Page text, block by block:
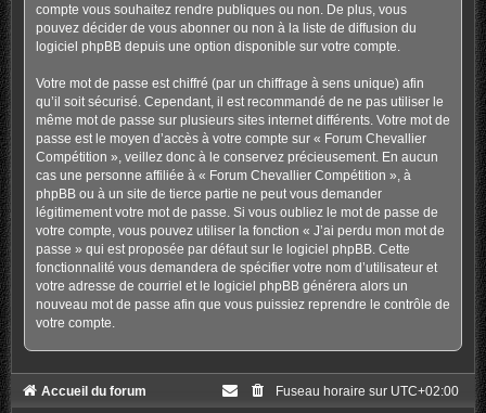
compte vous souhaitez rendre publiques ou non. De plus, vous
pouvez décider de vous abonner ou non à la liste de diffusion du
logiciel phpBB depuis une option disponible sur votre compte.
Votre mot de passe est chiffré (par un chiffrage à sens unique) afin
qu’il soit sécurisé. Cependant, il est recommandé de ne pas utiliser le
même mot de passe sur plusieurs sites internet différents. Votre mot de
passe est le moyen d’accès à votre compte sur « Forum Chevallier
Compétition », veillez donc à le conservez précieusement. En aucun
cas une personne affiliée à « Forum Chevallier Compétition », à
phpBB ou à un site de tierce partie ne peut vous demander
légitimement votre mot de passe. Si vous oubliez le mot de passe de
votre compte, vous pouvez utiliser la fonction « J’ai perdu mon mot de
passe » qui est proposée par défaut sur le logiciel phpBB. Cette
fonctionnalité vous demandera de spécifier votre nom d’utilisateur et
votre adresse de courriel et le logiciel phpBB générera alors un
nouveau mot de passe afin que vous puissiez reprendre le contrôle de
votre compte.
Accueil du forum Fuseau horaire sur UTC+02:00